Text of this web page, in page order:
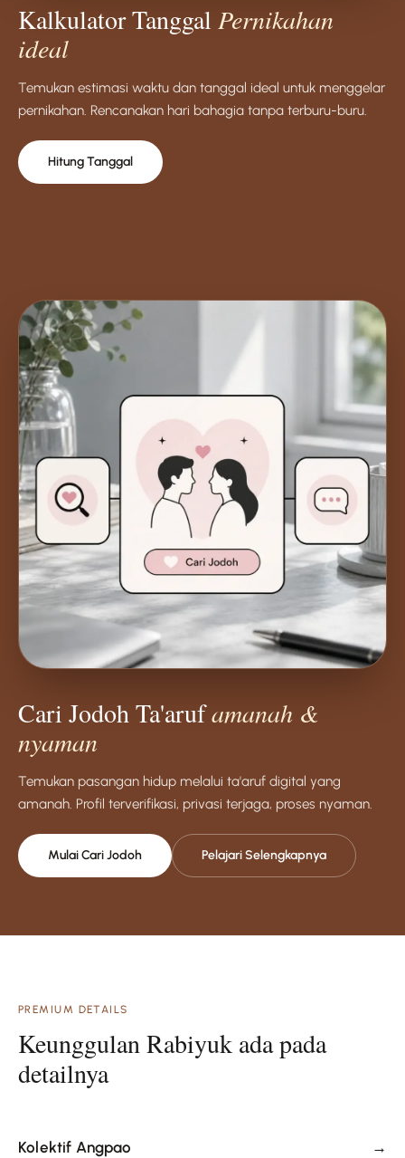
Kalkulator Tanggal Pernikahan
ideal
Temukan estimasi waktu dan tanggal ideal untuk menggelar
pernikahan. Rencanakan hari bahagia tanpa terburu-buru.
Hitung Tanggal
Cari Jodoh Ta'arufamanah &
nyaman
Temukan pasangan hidup melalui ta'aruf digital yang
amanah. Profil terverifikasi, privasi terjaga, proses nyaman.
Mulai Cari Jodoh Pelajari Selengkapnya
PREMIUM DETAILS
Keunggulan Rabiyuk ada pada
detailnya
Kolektif Angpao →